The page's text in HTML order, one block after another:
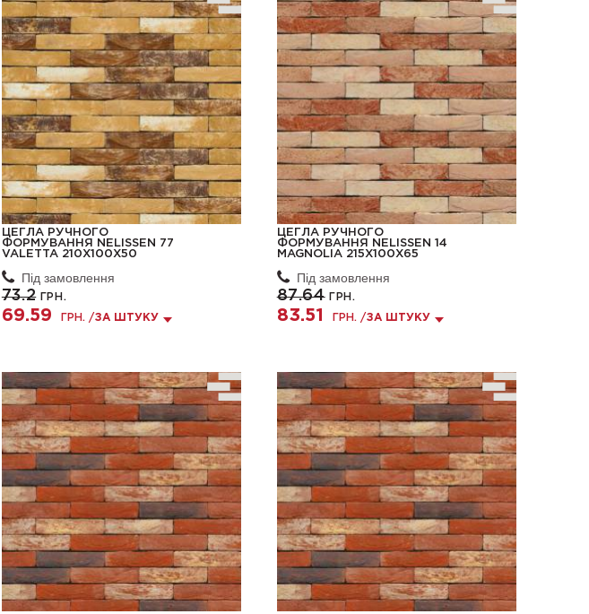
ЦЕГЛА РУЧНОГО
ФОРМУВАННЯ NELISSEN 77
VALETTA 210X100X50
Під замовлення
73.2ГРН.
69.59 ГРН. /ЗА ШТУКУ
ЦЕГЛА РУЧНОГО
ФОРМУВАННЯ NELISSEN 14
MAGNOLIA 215X100X65
Під замовлення
87.64ГРН.
83.51 ГРН. /ЗА ШТУКУ